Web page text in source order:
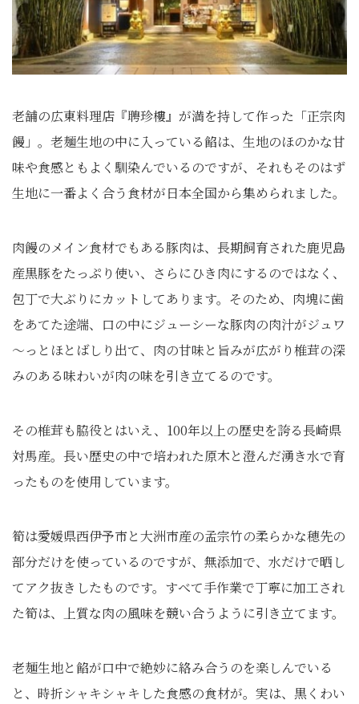
老舗の広東料理店『聘珍樓』が満を持して作った「正宗肉
饅」。老麺生地の中に入っている餡は、生地のほのかな甘
味や食感ともよく馴染んでいるのですが、それもそのはず
生地に一番よく合う食材が日本全国から集められました。
肉饅のメイン食材でもある豚肉は、長期飼育された鹿児島
産黒豚をたっぷり使い、さらにひき肉にするのではなく、
包丁で大ぶりにカットしてあります。そのため、肉塊に歯
をあてた途端、口の中にジューシーな豚肉の肉汁がジュワ
～っとほとばしり出て、肉の甘味と旨みが広がり椎茸の深
みのある味わいが肉の味を引き立てるのです。
その椎茸も脇役とはいえ、100年以上の歴史を誇る長崎県
対馬産。長い歴史の中で培われた原木と澄んだ湧き水で育
ったものを使用しています。
筍は愛媛県西伊予市と大洲市産の孟宗竹の柔らかな穂先の
部分だけを使っているのですが、無添加で、水だけで晒し
てアク抜きしたものです。すべて手作業で丁寧に加工され
た筍は、上質な肉の風味を競い合うように引き立てます。
老麺生地と餡が口中で絶妙に絡み合うのを楽しんでいる
と、時折シャキシャキした食感の食材が。実は、黒くわい